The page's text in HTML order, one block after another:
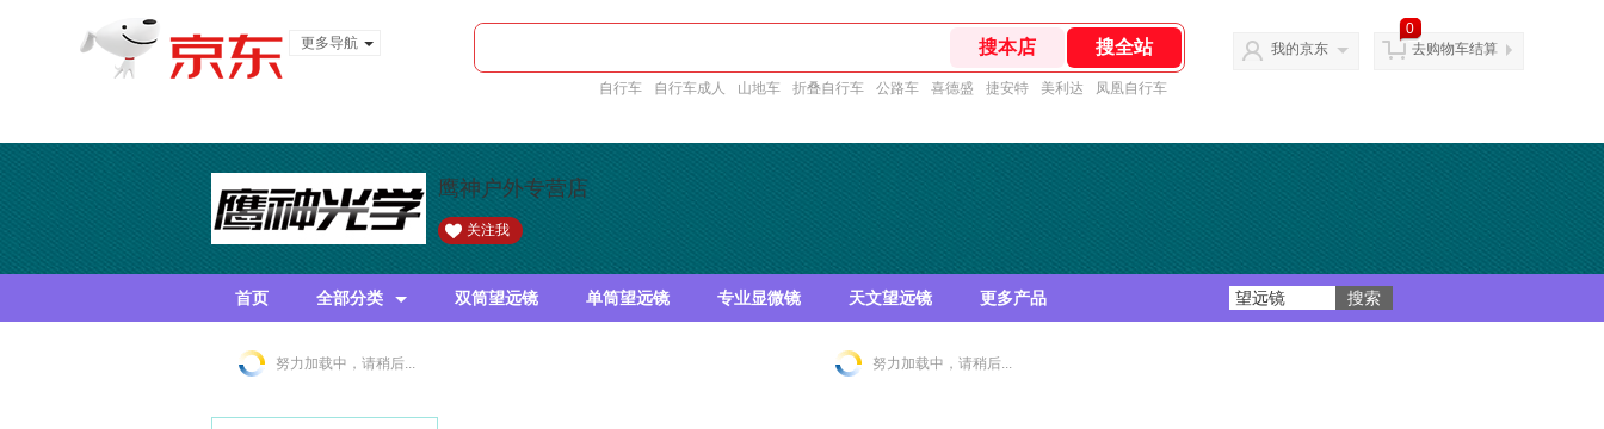
更多导航
自行车 自行车成人 山地车 折叠自行车 公路车 喜德盛 捷安特 美利达 凤凰自行车
我的京东
0
去购物车结算
鹰神户外专营店
关注我
首页 全部分类 双筒望远镜 单筒望远镜 专业显微镜 天文望远镜 更多产品
努力加载中，请稍后... 努力加载中，请稍后...